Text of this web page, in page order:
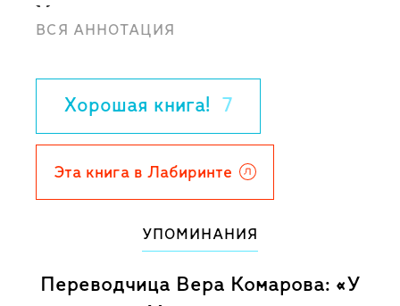
Маме становится легче, а потом снова
хуже. Снова и снова. И у Маулины
расследования и яростные крики. Она
создаёт волшебный музей
воспоминаний на чердаке своего
бывшего королевства. Оказывается, что
самые обычные предметы обладают
там особенной силой! "Конец
Вселенной" завершает безумную,
весёлую и грустную трилогию о
ВСЯ АННОТАЦИЯ
Хорошая книга! 7
Эта книга в Лабиринте
УПОМИНАНИЯ
Переводчица Вера Комарова: «У